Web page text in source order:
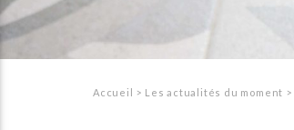
Accueil > Les actualités du moment >